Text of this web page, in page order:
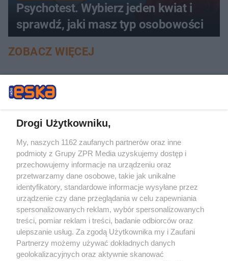
Psychotest. Wybierz jeden kwiat i
sprawdź, jaki masz typ osobowości
ZOBACZ WIĘCEJ
Drogi Użytkowniku,
My, naszych 1162 zaufanych partnerów oraz inne
podmioty z Grupy ZPR Media uzyskujemy dostęp i
przechowujemy informacje na urządzeniu oraz
przetwarzamy dane osobowe, takie jak unikalne
identyfikatory, standardowe informacje wysyłane przez
urządzenie czy dane przeglądania w celu zapewniania
spersonalizowanych reklam, wybór spersonalizowanych
treści, pomiar reklam i treści, badanie odbiorców oraz
ulepszanie usług. Za zgodą Użytkownika my i Zaufani
Partnerzy możemy używać dokładnych danych
geolokalizacyjnych oraz aktywnie skanować